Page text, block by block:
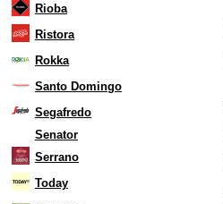
Rioba
Ristora
Rokka
Santo Domingo
Segafredo
Senator
Serrano
Today